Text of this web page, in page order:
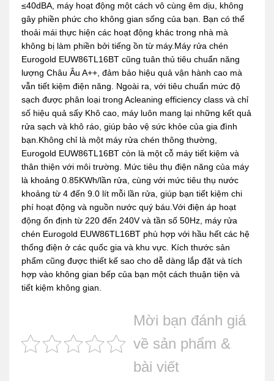
≤40dBA, máy hoạt động một cách vô cùng êm dịu, không
gây phiền phức cho không gian sống của bạn. Bạn có thể
thoải mái thực hiện các hoạt động khác trong nhà mà
không bị làm phiền bởi tiếng ồn từ máy.Máy rửa chén
Eurogold EUW86TL16BT cũng tuân thủ tiêu chuẩn năng
lượng Châu Âu A++, đảm bảo hiệu quả vận hành cao mà
vẫn tiết kiệm điện năng. Ngoài ra, với tiêu chuẩn mức độ
sạch được phân loại trong Acleaning efficiency class và chỉ
số hiệu quả sấy Khô cao, máy luôn mang lại những kết quả
rửa sạch và khô ráo, giúp bảo vệ sức khỏe của gia đình
bạn.Không chỉ là một máy rửa chén thông thường,
Eurogold EUW86TL16BT còn là một cỗ máy tiết kiệm và
thân thiện với môi trường. Mức tiêu thụ điện năng của máy
là khoảng 0.85KWh/lần rửa, cùng với mức tiêu thụ nước
khoảng từ 4 đến 9.0 lít mỗi lần rửa, giúp bạn tiết kiệm chi
phí hoạt động và nguồn nước quý báu.Với điện áp hoạt
động ổn định từ 220 đến 240V và tần số 50Hz, máy rửa
chén Eurogold EUW86TL16BT phù hợp với hầu hết các hệ
thống điện ở các quốc gia và khu vực. Kích thước sản
phẩm cũng được thiết kế sao cho dễ dàng lắp đặt và tích
hợp vào không gian bếp của bạn một cách thuận tiện và
tiết kiệm không gian.
Mời bạn đánh giá
về sản phẩm &
bài viết